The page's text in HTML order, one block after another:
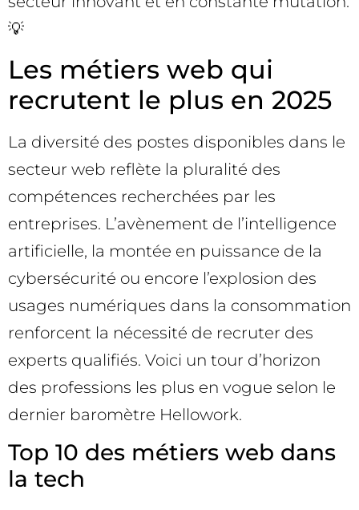
💡
Les métiers web qui
recrutent le plus en 2025
La diversité des postes disponibles dans le
secteur web reflète la pluralité des
compétences recherchées par les
entreprises. L’avènement de l’intelligence
artificielle, la montée en puissance de la
cybersécurité ou encore l’explosion des
usages numériques dans la consommation
renforcent la nécessité de recruter des
experts qualifiés. Voici un tour d’horizon
des professions les plus en vogue selon le
dernier baromètre Hellowork.
Top 10 des métiers web dans
la tech